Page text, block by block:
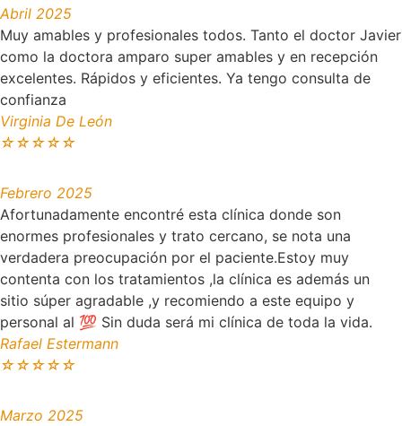
Abril 2025
Muy amables y profesionales todos. Tanto el doctor Javier
como la doctora amparo super amables y en recepción
excelentes. Rápidos y eficientes. Ya tengo consulta de
confianza
Virginia De León
☆☆☆☆☆
Febrero 2025
Afortunadamente encontré esta clínica donde son
enormes profesionales y trato cercano, se nota una
verdadera preocupación por el paciente.Estoy muy
contenta con los tratamientos ,la clínica es además un
sitio súper agradable ,y recomiendo a este equipo y
personal al 💯 Sin duda será mi clínica de toda la vida.
Rafael Estermann
☆☆☆☆☆
Marzo 2025